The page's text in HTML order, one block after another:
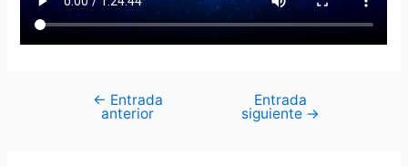
← Entrada
anterior
Entrada
siguiente →